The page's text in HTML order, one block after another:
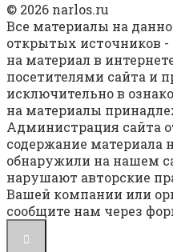
© 2026 narlos.ru
Все материалы на
открытых источников
на материал в
посетителями сайта и
исключительно в
на материалы
Администрация сайта
содержание материала
обнаружили на нашем
нарушают авторские
Вашей компании или
сообщите нам через